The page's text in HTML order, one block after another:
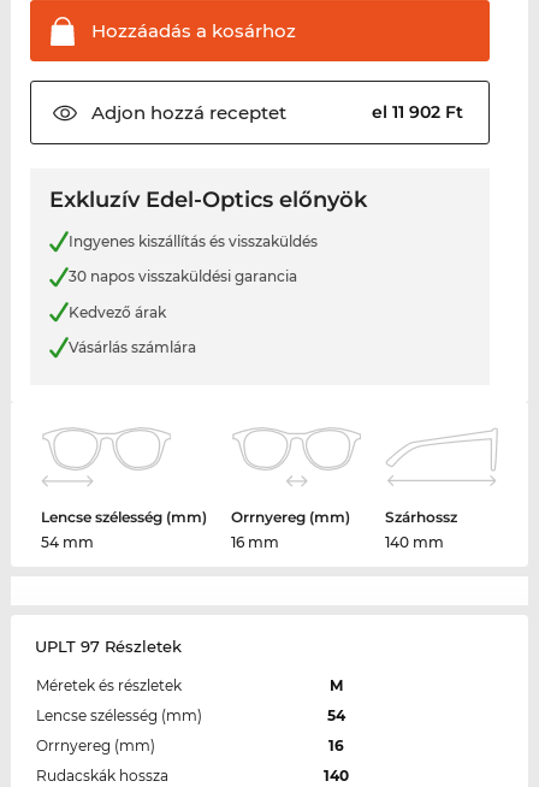
Hozzáadás a kosárhoz
Adjon hozzá receptet el 11 902 Ft
Exkluzív Edel-Optics előnyök
Ingyenes kiszállítás és visszaküldés
30 napos visszaküldési garancia
Kedvező árak
Vásárlás számlára
Lencse szélesség (mm)
54 mm
Orrnyereg (mm)
16 mm
Szárhossz
140 mm
UPLT 97 Részletek
Méretek és részletek
M
Lencse szélesség (mm)
54
Orrnyereg (mm)
16
Rudacskák hossza
140